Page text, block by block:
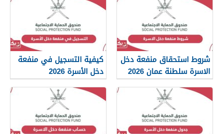
شروط استحقاق منفعة دخل
الاسرة سلطنة عمان 2026
كيفية التسجيل في منفعة
دخل الأسرة 2026